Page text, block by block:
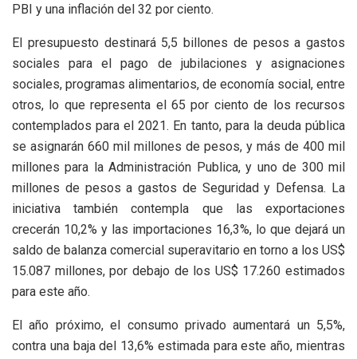
PBI y una inflación del 32 por ciento.
El presupuesto destinará 5,5 billones de pesos a gastos
sociales para el pago de jubilaciones y asignaciones
sociales, programas alimentarios, de economía social, entre
otros, lo que representa el 65 por ciento de los recursos
contemplados para el 2021. En tanto, para la deuda pública
se asignarán 660 mil millones de pesos, y más de 400 mil
millones para la Administración Publica, y uno de 300 mil
millones de pesos a gastos de Seguridad y Defensa. La
iniciativa también contempla que las exportaciones
crecerán 10,2% y las importaciones 16,3%, lo que dejará un
saldo de balanza comercial superavitario en torno a los US$
15.087 millones, por debajo de los US$ 17.260 estimados
para este año.
El año próximo, el consumo privado aumentará un 5,5%,
contra una baja del 13,6% estimada para este año, mientras